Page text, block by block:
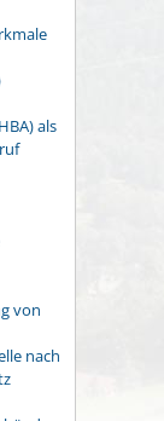
als
von
nach